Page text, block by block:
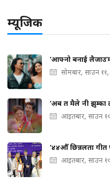
म्यूजिक
‘आफ्नो बनाई
सोमबार, साउन
‘अब त मैले नी झुम्का
आइतबार, साउन
‘४४औँ छिन्नलता गीत
आइतबार, साउन